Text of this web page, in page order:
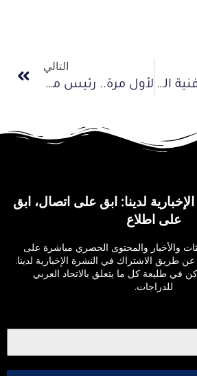
السعودية : فنية الدراجات تعتمد برنامجها الزمني للموسم المقبل
التالي
لأول مرة.. رئيس مصر في ماراثون للدراجات
لدينا: ابق على اتصال، ابق
على اطلاع
والأخبار والمحتوى الحصري مباشرة على
طريق الاشتراك في النشرة الإخبارية لدينا.
في طليعة كل ما يتعلق بالاتحاد العربي
للدراجات.